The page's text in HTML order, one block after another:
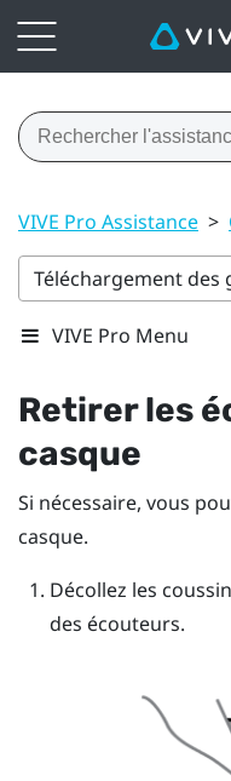
VIVE Pro Assistance >
Téléchargement des
VIVE Pro Menu
Retirer les
casque
Si nécessaire, vous
casque.
Décollez les
des écouteurs.